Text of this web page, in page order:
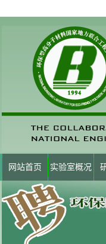
网站首页 实验室概况